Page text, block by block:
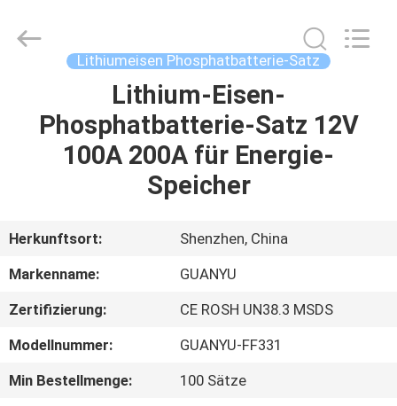
PRODUKTE
UNS
AUSFLUG
QUALITÄTSKONTROLLE
Lithiumeisen Phosphatbatterie-Satz
Lithium-Eisen-
Phosphatbatterie-Satz 12V
100A 200A für Energie-
Speicher
Herkunftsort:
Shenzhen, China
Markenname:
GUANYU
Zertifizierung:
CE ROSH UN38.3 MSDS
Modellnummer:
GUANYU-FF331
Min Bestellmenge:
100 Sätze